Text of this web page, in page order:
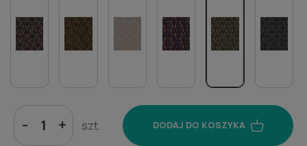
- + szt. DODAJ DO KOSZYKA